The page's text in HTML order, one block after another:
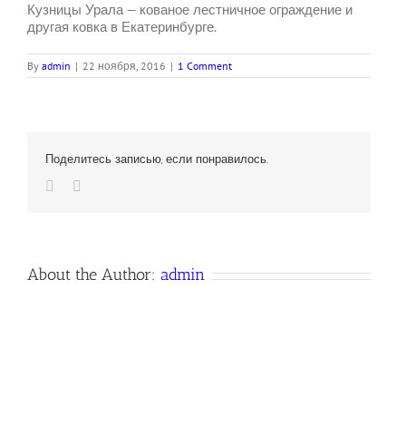
Кузницы Урала — кованое лестничное ограждение и
другая ковка в Екатеринбурге.
By admin | 22 ноября, 2016 | 1 Comment
Поделитесь записью, если понравилось.
About the Author: admin